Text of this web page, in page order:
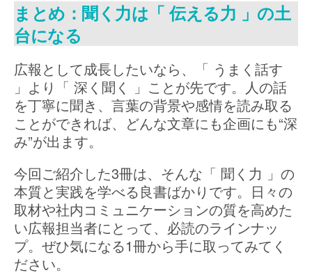
まとめ：聞く力は「 伝える力 」の土
台になる
広報として成長したいなら、「 うまく話す
」より「 深く聞く 」ことが先です。人の話
を丁寧に聞き、言葉の背景や感情を読み取る
ことができれば、どんな文章にも企画にも“深
み”が出ます。
今回ご紹介した3冊は、そんな「 聞く力 」の
本質と実践を学べる良書ばかりです。日々の
取材や社内コミュニケーションの質を高めた
い広報担当者にとって、必読のラインナッ
プ。ぜひ気になる1冊から手に取ってみてく
ださい。